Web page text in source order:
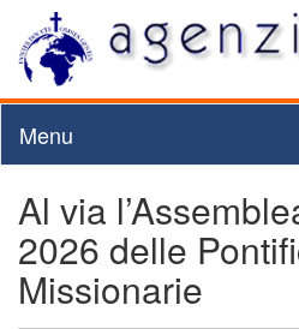
Menu
Al via
2026 delle
Missionarie